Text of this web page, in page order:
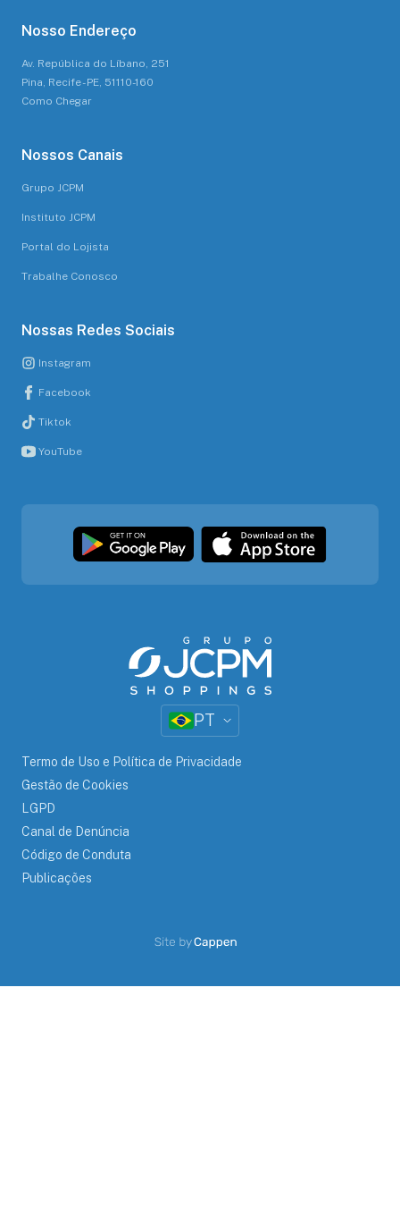
Nosso Endereço
Av. República do Líbano, 251
Pina, Recife - PE, 51110-160
Como Chegar
Nossos Canais
Grupo JCPM
Instituto JCPM
Portal do Lojista
Trabalhe Conosco
Nossas Redes Sociais
Instagram
Facebook
Tiktok
YouTube
PT
Termo de Uso e Política de Privacidade
Gestão de Cookies
LGPD
Canal de Denúncia
Código de Conduta
Publicações